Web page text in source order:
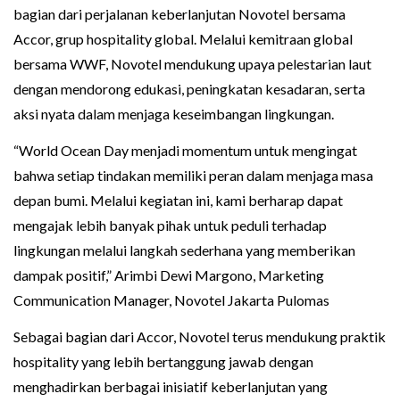
bagian dari perjalanan keberlanjutan Novotel bersama
Accor, grup hospitality global. Melalui kemitraan global
bersama WWF, Novotel mendukung upaya pelestarian laut
dengan mendorong edukasi, peningkatan kesadaran, serta
aksi nyata dalam menjaga keseimbangan lingkungan.
“World Ocean Day menjadi momentum untuk mengingat
bahwa setiap tindakan memiliki peran dalam menjaga masa
depan bumi. Melalui kegiatan ini, kami berharap dapat
mengajak lebih banyak pihak untuk peduli terhadap
lingkungan melalui langkah sederhana yang memberikan
dampak positif,” Arimbi Dewi Margono, Marketing
Communication Manager, Novotel Jakarta Pulomas
Sebagai bagian dari Accor, Novotel terus mendukung praktik
hospitality yang lebih bertanggung jawab dengan
menghadirkan berbagai inisiatif keberlanjutan yang